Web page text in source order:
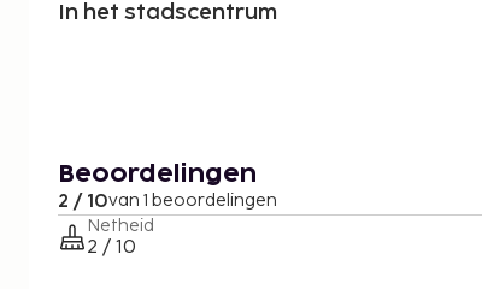
In het stadscentrum
Beoordelingen
2 / 10van 1 beoordelingen
Netheid
2 / 10